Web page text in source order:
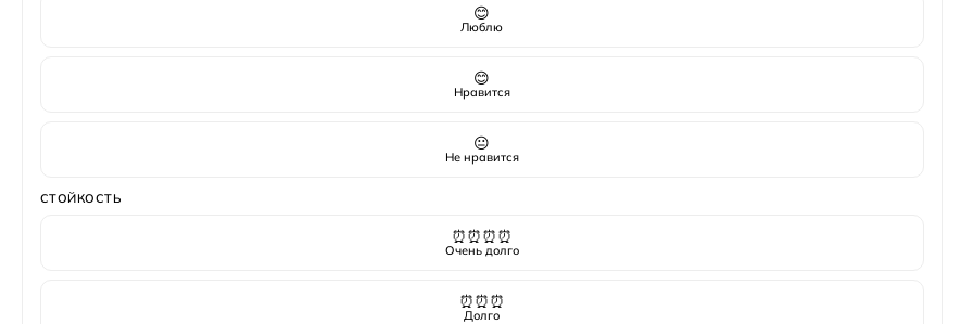
😊
Люблю
😊
Нравится
😐
Не нравится
СТОЙКОСТЬ
⏰⏰⏰⏰
Очень долго
⏰⏰⏰
Долго